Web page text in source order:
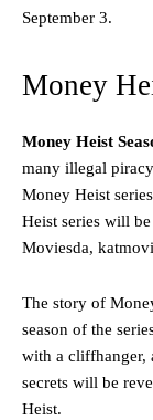
September 3.
Money
Money Heist
many illegal
Money Heist
Heist series will
Moviesda,
The story of
season of the
with a cliffhanger,
secrets will be
Heist.